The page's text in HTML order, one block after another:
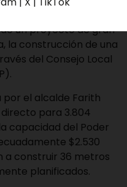
un proyecto de gran
la construcción de una
del Consejo Local
por el alcalde Farith
para 3.804
capacidad del Poder
$2.530
a construir 36 metros
planificados.